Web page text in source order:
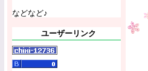
などなど♪
ユーザーリンク